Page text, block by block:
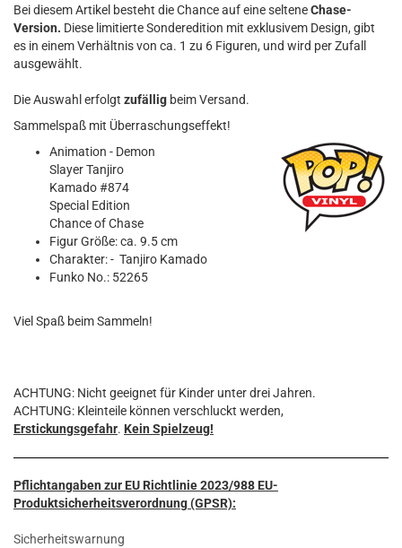
Bei diesem Artikel besteht die Chance auf eine selteneChase-
Version. Diese limitierte Sonderedition mit exklusivem Design, gibt
es in einem Verhältnis von ca. 1 zu 6 Figuren, und wird per Zufall
ausgewählt.
Die Auswahl erfolgt zufällig beim Versand.
Sammelspaß mit Überraschungseffekt!
Animation - Demon
Slayer Tanjiro
Kamado #874
Special Edition
Chance of Chase
Figur Größe: ca. 9.5 cm
Charakter: - Tanjiro Kamado
Funko No.: 52265
Viel Spaß beim Sammeln!
ACHTUNG: Nicht geeignet für Kinder unter drei Jahren.
ACHTUNG: Kleinteile können verschluckt werden,
Erstickungsgefahr. Kein Spielzeug!
Pflichtangaben zur EU Richtlinie 2023/988 EU-
Produktsicherheitsverordnung (GPSR):
Sicherheitswarnung